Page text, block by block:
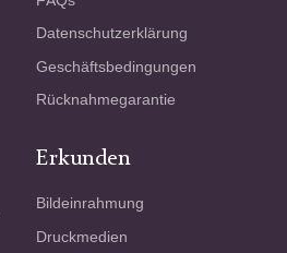
Datenschutzerklärung
Geschäftsbedingungen
Rücknahmegarantie
Erkunden
Bildeinrahmung
Druckmedien